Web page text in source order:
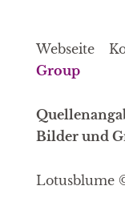
Webseite
Group
Bilder und
Lotusblume